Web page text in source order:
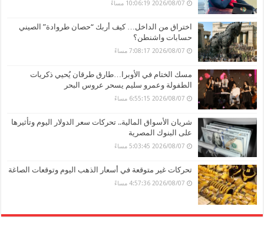
2026/08/07 10:06:19 مساءً
اختراق من الداخل… كيف أربك “حصان طروادة” الصيني
حسابات واشنطن؟
2026/08/07 7:08:17 مساءً
مسك الختام في الأوبرا…طارق طرقان يُحيي ذكريات
الطفولة وعمرو سليم يسحر عروس البحر
2026/08/07 6:55:15 مساءً
شريان الأسواق المالية.. تحركات سعر الدولار اليوم وتأثيرها
على البنوك المصرية
2026/08/07 5:03:45 مساءً
تحركات غير متوقعة في أسعار الذهب اليوم وتوقعات الصاغة
2026/08/07 4:57:36 مساءً